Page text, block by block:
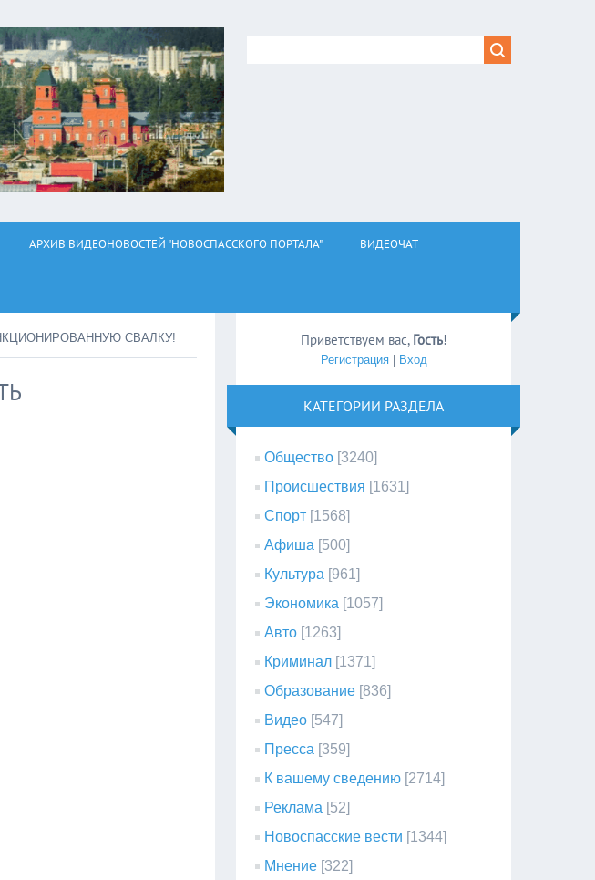
АРХИВ ВИДЕОНОВОСТЕЙ "НОВОСПАССКОГО ПОРТАЛА" ВИДЕОЧАТ
СВАЛКУ! Приветствуем вас, Гость!
Регистрация| Вход
КАТЕГОРИИ РАЗДЕЛА
Общество [3240]
Происшествия [1631]
Спорт [1568]
Афиша [500]
Культура [961]
Экономика [1057]
Авто [1263]
Криминал [1371]
Образование [836]
Видео [547]
Пресса [359]
К вашему сведению [2714]
Реклама [52]
Новоспасские вести [1344]
Мнение [322]